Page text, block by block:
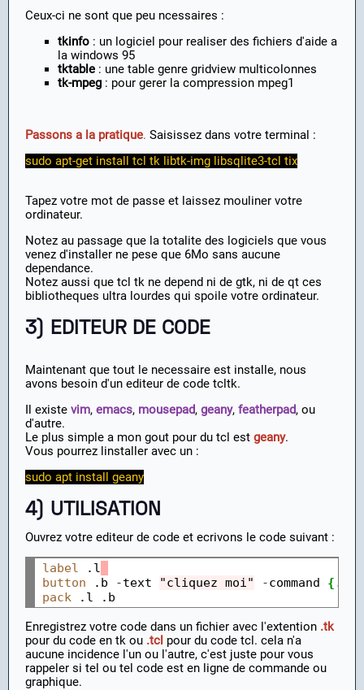
Ceux-ci ne sont que peu ncessaires :
tkinfo : un logiciel pour realiser des fichiers d'aide a
la windows 95
tktable : une table genre gridview multicolonnes
tk-mpeg : pour gerer la compression mpeg1
Passons a la pratique. Saisissez dans votre terminal :
sudo apt-get install tcl tk libtk-img libsqlite3-tcl tix
Tapez votre mot de passe et laissez mouliner votre
ordinateur.
Notez au passage que la totalite des logiciels que vous
venez d'installer ne pese que 6Mo sans aucune
dependance.
Notez aussi que tcl tk ne depend ni de gtk, ni de qt ces
bibliotheques ultra lourdes qui spoile votre ordinateur.
3) EDITEUR DE CODE
Maintenant que tout le necessaire est installe, nous
avons besoin d'un editeur de code tcltk.
Il existe vim, emacs, mousepad, geany, featherpad, ou
d'autre.
Le plus simple a mon gout pour du tcl est geany.
Vous pourrez linstaller avec un :
sudo apt install geany
4) UTILISATION
Ouvrez votre editeur de code et ecrivons le code suivant :
label
.l
button .b -text "cliquez moi" -command { .l
pack
Enregistrez votre code dans un fichier avec l'extention .tk
pour du code en tk ou .tcl pour du code tcl. cela n'a
aucune incidence l'un ou l'autre, c'est juste pour vous
rappeler si tel ou tel code est en ligne de commande ou
graphique.